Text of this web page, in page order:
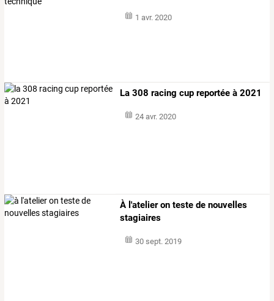
1 avr. 2020
La 308 racing cup reportée à 2021
24 avr. 2020
À l'atelier on teste de nouvelles
stagiaires
30 sept. 2019